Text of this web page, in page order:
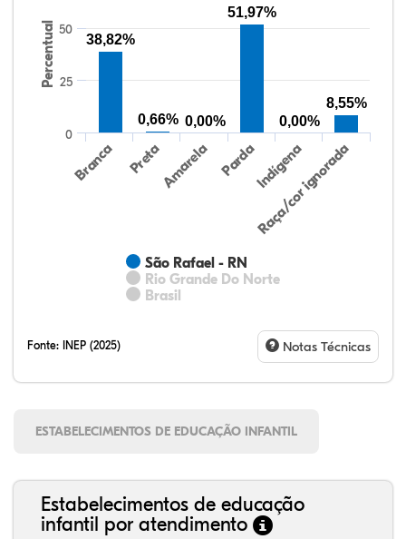
Percentual
São Rafael - RN
Rio Grande Do Norte
Brasil
Branca PretaAmarela PardaIndígena
Raça/cor ignorada
0
50
25
38,82%
0,66% 0,00%
51,97%
0,00%
8,55%
Fonte: INEP (2025) Notas Técnicas
ESTABELECIMENTOS DE EDUCAÇÃO INFANTIL
Estabelecimentos de educação
infantil por atendimento
26,65%
1,49%
0,00%
55,01%
0,21%
16,63%
38,40%
3,47%
0,13%
50,15%
2,37%
5,48%